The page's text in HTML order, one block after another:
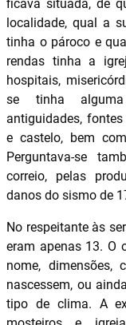
ficava situada, de
localidade, qual a
tinha o pároco e
rendas tinha a
hospitais,
se tinha
antiguidades,
e castelo, bem
Perguntava-se
correio, pelas
danos do sismo de
No respeitante às
eram apenas 13. O
nome, dimensões,
nascessem, ou
tipo de clima. A